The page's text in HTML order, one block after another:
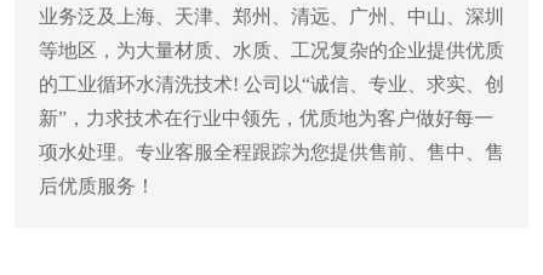
业务泛及上海、天津、郑州、清远、广州、中山、深圳
等地区，为大量材质、水质、工况复杂的企业提供优质
的工业循环水清洗技术! 公司以“诚信、专业、求实、创
新”，力求技术在行业中领先，优质地为客户做好每一
项水处理。专业客服全程跟踪为您提供售前、售中、售
后优质服务！